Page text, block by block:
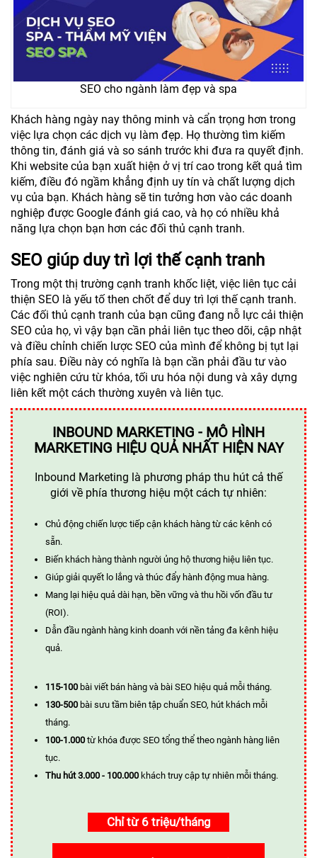
SEO cho ngành làm đẹp và spa
Khách hàng ngày nay thông minh và cẩn trọng hơn trong
việc lựa chọn các dịch vụ làm đẹp. Họ thường tìm kiếm
thông tin, đánh giá và so sánh trước khi đưa ra quyết định.
Khi website của bạn xuất hiện ở vị trí cao trong kết quả tìm
kiếm, điều đó ngầm khẳng định uy tín và chất lượng dịch
vụ của bạn. Khách hàng sẽ tin tưởng hơn vào các doanh
nghiệp được Google đánh giá cao, và họ có nhiều khả
năng lựa chọn bạn hơn các đối thủ cạnh tranh.
SEO giúp duy trì lợi thế cạnh tranh
Trong một thị trường cạnh tranh khốc liệt, việc liên tục cải
thiện SEO là yếu tố then chốt để duy trì lợi thế cạnh tranh.
Các đối thủ cạnh tranh của bạn cũng đang nỗ lực cải thiện
SEO của họ, vì vậy bạn cần phải liên tục theo dõi, cập nhật
và điều chỉnh chiến lược SEO của mình để không bị tụt lại
phía sau. Điều này có nghĩa là bạn cần phải đầu tư vào
việc nghiên cứu từ khóa, tối ưu hóa nội dung và xây dựng
liên kết một cách thường xuyên và liên tục.
INBOUND MARKETING - MÔ HÌNH
MARKETING HIỆU QUẢ NHẤT HIỆN NAY
Inbound Marketing là phương pháp thu hút cả thế
giới về phía thương hiệu một cách tự nhiên:
Chủ động chiến lược tiếp cận khách hàng từ các kênh có
sẵn.
Biến khách hàng thành người ủng hộ thương hiệu liên tục.
Giúp giải quyết lo lắng và thúc đẩy hành động mua hàng.
Mang lại hiệu quả dài hạn, bền vững và thu hồi vốn đầu tư
(ROI).
Dẫn đầu ngành hàng kinh doanh với nền tảng đa kênh hiệu
quả.
115-100 bài viết bán hàng và bài SEO hiệu quả mỗi tháng.
130-500 bài sưu tầm biên tập chuẩn SEO, hút khách mỗi
tháng.
100-1.000 từ khóa được SEO tổng thể theo ngành hàng liên
tục.
Thu hút 3.000 - 100.000 khách truy cập tự nhiên mỗi tháng.
Chỉ từ 6 triệu/tháng